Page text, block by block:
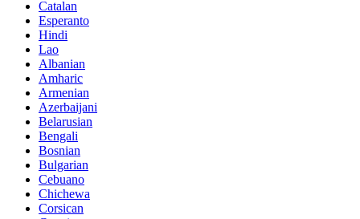
Catalan
Esperanto
Hindi
Lao
Albanian
Amharic
Armenian
Azerbaijani
Belarusian
Bengali
Bosnian
Bulgarian
Cebuano
Chichewa
Corsican